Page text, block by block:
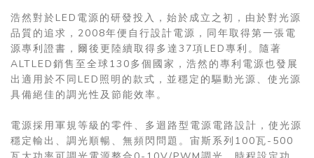
浩然對於LED電源的研發投入，始於成立之初，由於對光源
品質的追求，2008年便自行設計電源，同年取得第一張電
源專利證書，爾後更陸續取得多達37項LED專利。隨著
ALTLED銷售至全球130多個國家，浩然的專利電源也發展
出適用於不同LED照明的款式，並穩定的驅動光源、使光源
具備絕佳的調光性及節能效率。
電源採用軍規等級的零件、多迴路型電源電路設計，使光源
穩定輸出、調光順暢、無頻閃問題。宙斯系列100瓦-500